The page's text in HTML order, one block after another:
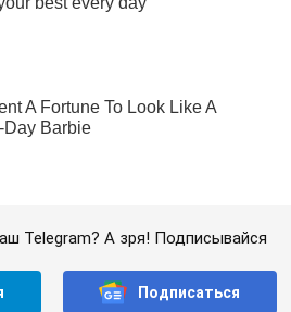
Telegram? А зря! Подписывайся
Подписаться